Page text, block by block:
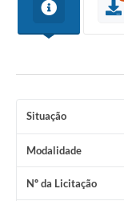
Situação
Modalidade
Nº da Licitação